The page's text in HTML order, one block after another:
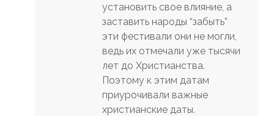
установить свое влияние, а
заставить народы “забыть”
эти фестивали они не могли,
ведь их отмечали уже тысячи
лет до Христианства.
Поэтому к этим датам
приурочивали важные
христианские даты.